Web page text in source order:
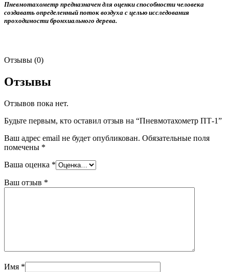
Пневмотахометр предназначен для оценки способности человека
создавать определенный поток воздуха с целью исследования
проходимости бронхиального дерева.
Отзывы (0)
Отзывы
Отзывов пока нет.
Будьте первым, кто оставил отзыв на “Пневмотахометр ПТ-1”
Ваш адрес email не будет опубликован. Обязательные поля
помечены *
Ваша оценка *
Ваш отзыв *
Имя *